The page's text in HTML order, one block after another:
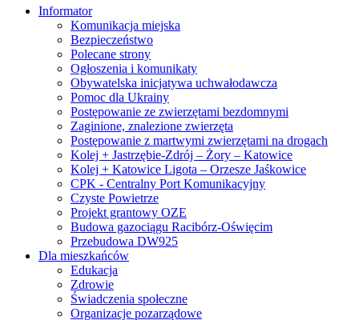
Informator
Komunikacja miejska
Bezpieczeństwo
Polecane strony
Ogłoszenia i komunikaty
Obywatelska inicjatywa uchwałodawcza
Pomoc dla Ukrainy
Postępowanie ze zwierzętami bezdomnymi
Zaginione, znalezione zwierzęta
Postępowanie z martwymi zwierzętami na drogach
Kolej + Jastrzębie-Zdrój – Żory – Katowice
Kolej + Katowice Ligota – Orzesze Jaśkowice
CPK - Centralny Port Komunikacyjny
Czyste Powietrze
Projekt grantowy OZE
Budowa gazociągu Racibórz-Oświęcim
Przebudowa DW925
Dla mieszkańców
Edukacja
Zdrowie
Świadczenia społeczne
Organizacje pozarządowe